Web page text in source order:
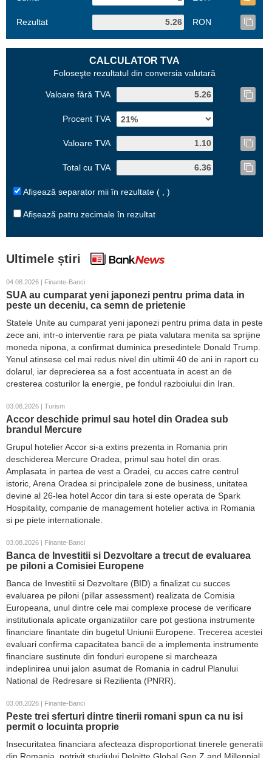
Rezultat RON
CALCULATOR TVA
Foloseşte rezultatul din conversia valutară
Valoare fără TVA
Procent TVA
Valoare TVA
Total cu TVA
Afișează separator mii în rezultate ( , )
Afișează patru zecimale în rezultat
Ultimele știri
04.08.2026 | Finante-Banci
SUA au cumparat yeni japonezi pentru prima data in
peste un deceniu, ca semn de prietenie
Statele Unite au cumparat yeni japonezi pentru prima data in peste
zece ani, intr-o interventie rara pe piata valutara menita sa sprijine
moneda nipona, a confirmat duminica presedintele Donald Trump.
Yenul atinsese cel mai redus nivel din ultimii 40 de ani in raport cu
dolarul, iar deprecierea sa a fost accentuata in acest an de
cresterea costurilor la energie, pe fondul razboiului din Iran.
03.08.2026 | Turism
Accor deschide primul sau hotel din Oradea sub
brandul Mercure
Grupul hotelier Accor si-a extins prezenta in Romania prin
deschiderea Mercure Oradea, primul sau hotel din oras.
Amplasata in partea de vest a Oradei, cu acces catre centrul
istoric, Arena Oradea si principalele zone de business, unitatea
devine al 26-lea hotel Accor din tara si este operata de Spark
Hospitality, companie de management hotelier activa in Romania
si pe piete internationale.
03.08.2026 | Finante-Banci
Banca de Investitii si Dezvoltare a trecut de evaluarea
pe piloni a Comisiei Europene
Banca de Investitii si Dezvoltare (BID) a finalizat cu succes
evaluarea pe piloni (pillar assessment) realizata de Comisia
Europeana, unul dintre cele mai complexe procese de verificare
institutionala aplicate organizatiilor care pot gestiona instrumente
financiare finantate din bugetul Uniunii Europene. Trecerea acestei
evaluari confirma capacitatea bancii de a implementa instrumente
financiare sustinute din fonduri europene si marcheaza
indeplinirea unui jalon asumat de Romania in cadrul Planului
National de Redresare si Rezilienta (PNRR).
03.08.2026 | Finante-Banci
Peste trei sferturi dintre tinerii romani spun ca nu isi
permit o locuinta proprie
Insecuritatea financiara afecteaza disproportionat tinerele generatii